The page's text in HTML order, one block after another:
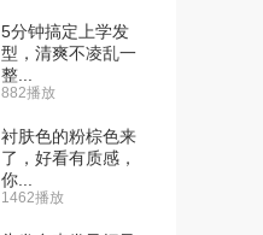
5分钟搞定上学发
型，清爽不凌乱一
整...
882播放
衬肤色的粉棕色来
了，好看有质感，
你...
1462播放